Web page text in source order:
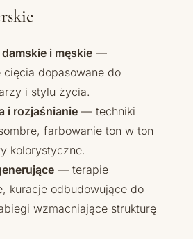
i męskie —
cięcia dopasowane do
i stylu życia.
i rozjaśnianie — techniki
farbowanie ton w ton
kolorystyczne.
— terapie
kuracje odbudowujące do
wzmacniające strukturę